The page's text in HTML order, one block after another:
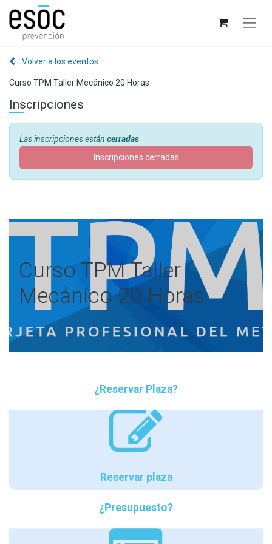
Volver a los eventos
Curso TPM Taller Mecánico 20 Horas
Inscripciones
Las inscripciones están cerradas
Inscripciones cerradas
Curso TPM Taller
Mecánico 20 Horas
¿Reservar Plaza?
Reservar plaza
¿Presupuesto?